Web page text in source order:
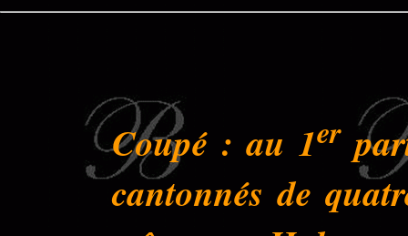
Coupé : au 1er
cantonnés de